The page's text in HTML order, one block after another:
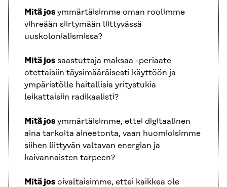
Mitä jos ymmärtäisimme oman roolimme
vihreään siirtymään liittyvässä
uuskolonialismissa?
Mitä jos saastuttaja maksaa -periaate
otettaisiin täysimääräisesti käyttöön ja
ympäristölle haitallisia yritystukia
leikattaisiin radikaalisti?
Mitä jos ymmärtäisimme, ettei digitaalinen
aina tarkoita aineetonta, vaan huomioisimme
siihen liittyvän valtavan energian ja
kaivannaisten tarpeen?
Mitä jos oivaltaisimme, ettei kaikkea ole